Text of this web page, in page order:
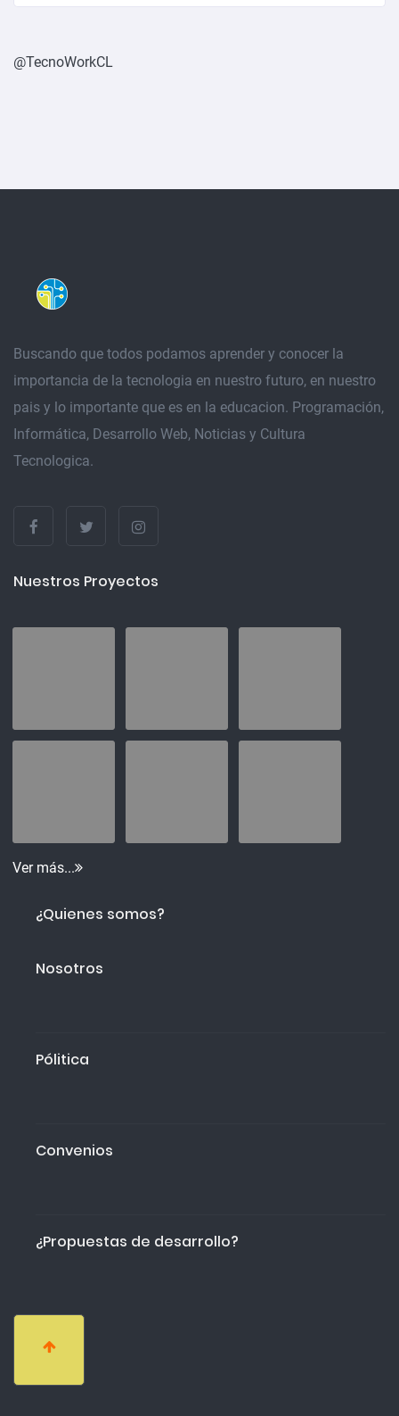
@TecnoWorkCL
Buscando que todos podamos aprender y conocer la
importancia de la tecnologia en nuestro futuro, en nuestro
pais y lo importante que es en la educacion. Programación,
Informática, Desarrollo Web, Noticias y Cultura
Tecnologica.
Nuestros Proyectos
Ver más...
¿Quienes somos?
Nosotros
Pólitica
Convenios
¿Propuestas de desarrollo?